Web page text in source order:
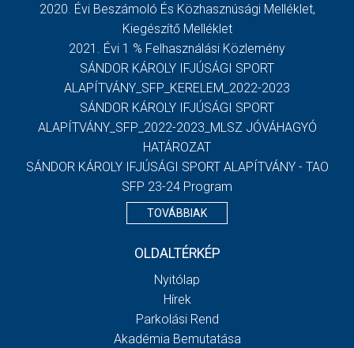
2020. Évi Beszámoló És Közhasznúsági Melléklet,
Kiegészítő Melléklet
2021. Évi 1 % Felhasználási Közlemény
SÁNDOR KÁROLY IFJÚSÁGI SPORT
ALAPÍTVÁNY_SFP_KERELEM_2022-2023
SÁNDOR KÁROLY IFJÚSÁGI SPORT
ALAPÍTVÁNY_SFP_2022-2023_MLSZ JÓVÁHAGYÓ
HATÁROZAT
SÁNDOR KÁROLY IFJÚSÁGI SPORT ALAPÍTVÁNY - TAO
SFP 23-24 Program
TOVÁBBIAK
OLDALTÉRKÉP
Nyitólap
Hírek
Parkolási Rend
Akadémia Bemutatása